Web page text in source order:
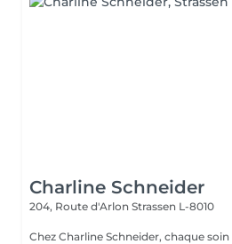
Charline Schneider
204, Route d'Arlon Strassen L-8010
Chez Charline Schneider, chaque